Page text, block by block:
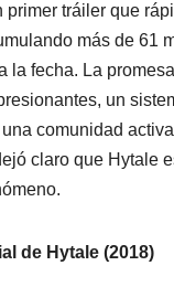
primer tráiler que
más de 61
la fecha. La
un
comunidad
claro que Hytale
de Hytale (2018)